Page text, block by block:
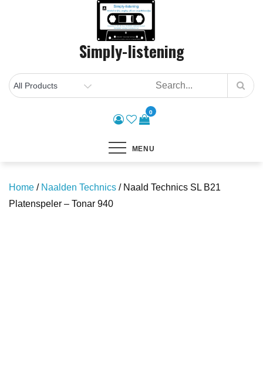
Simply-listening
0
MENU
Home / Naalden Technics / Naald Technics SL B21
Platenspeler – Tonar 940